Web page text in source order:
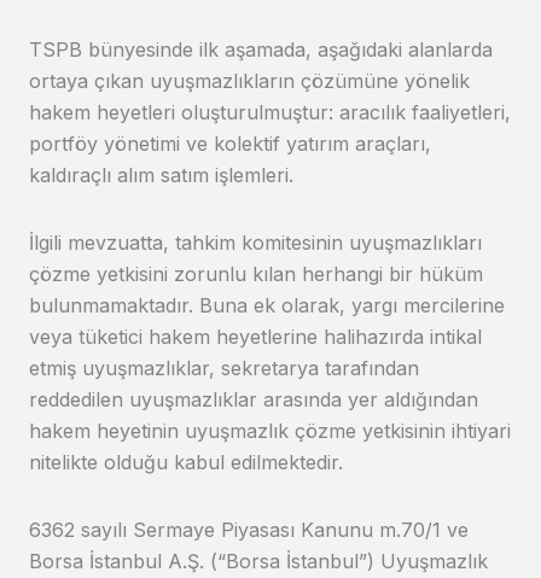
TSPB bünyesinde ilk aşamada, aşağıdaki alanlarda
ortaya çıkan uyuşmazlıkların çözümüne yönelik
hakem heyetleri oluşturulmuştur: aracılık faaliyetleri,
portföy yönetimi ve kolektif yatırım araçları,
kaldıraçlı alım satım işlemleri.
İlgili mevzuatta, tahkim komitesinin uyuşmazlıkları
çözme yetkisini zorunlu kılan herhangi bir hüküm
bulunmamaktadır. Buna ek olarak, yargı mercilerine
veya tüketici hakem heyetlerine halihazırda intikal
etmiş uyuşmazlıklar, sekretarya tarafından
reddedilen uyuşmazlıklar arasında yer aldığından
hakem heyetinin uyuşmazlık çözme yetkisinin ihtiyari
nitelikte olduğu kabul edilmektedir.
6362 sayılı Sermaye Piyasası Kanunu m.70/1 ve
Borsa İstanbul A.Ş. (“Borsa İstanbul”) Uyuşmazlık